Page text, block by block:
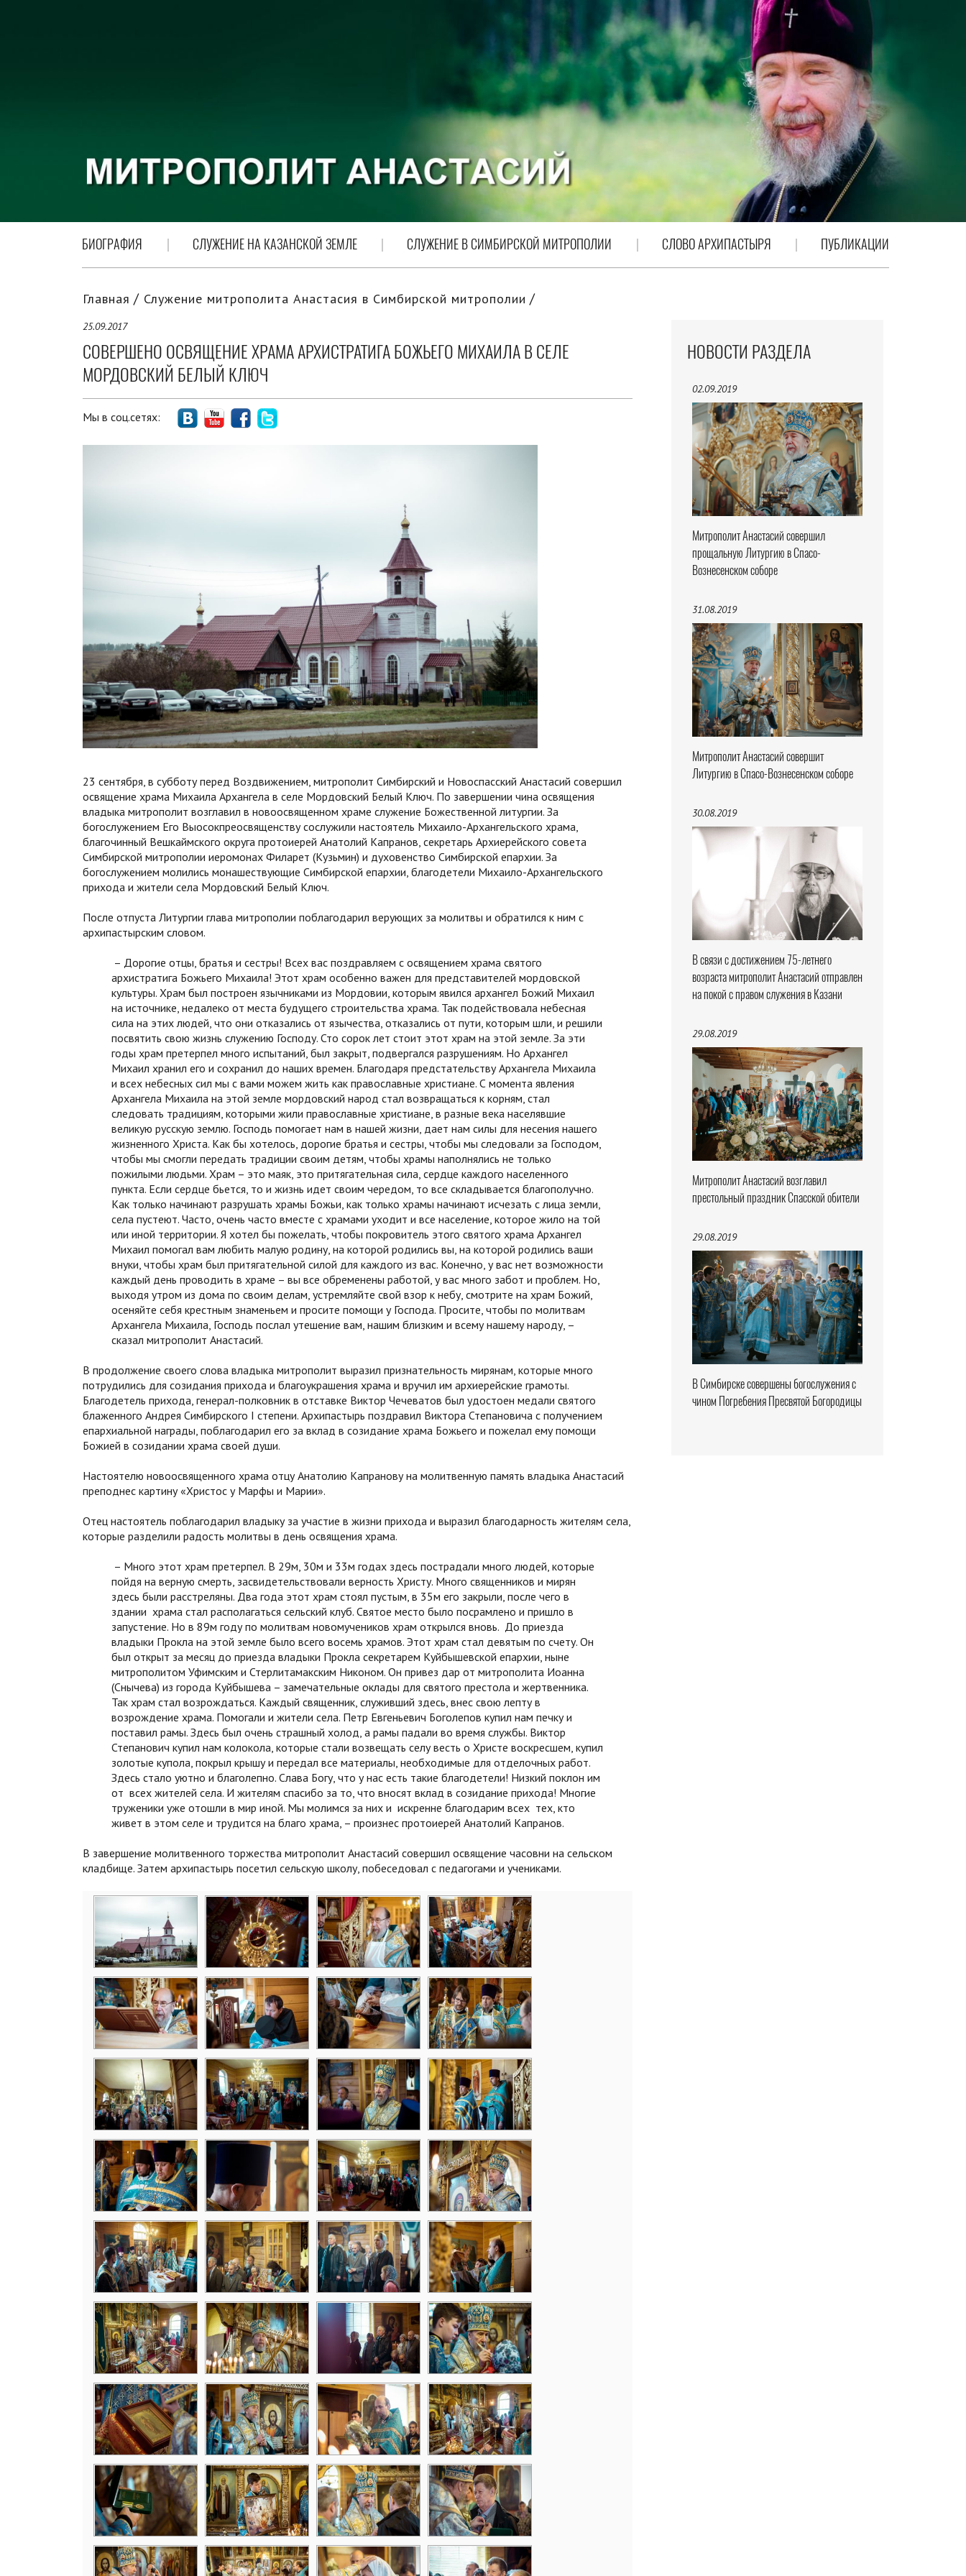
БИОГРАФИЯ СЛУЖЕНИЕ НА КАЗАНСКОЙ ЗЕМЛЕ СЛУЖЕНИЕ В СИМБИРСКОЙ МИТРОПОЛИИ СЛОВО АРХИПАСТЫРЯ ПУБЛИКАЦИИ
НОВОСТИ РАЗДЕЛА
02.09.2019
Митрополит Анастасий совершил
прощальную Литургию в Спасо-
Вознесенском соборе
31.08.2019
Митрополит Анастасий совершит
Литургию в Спасо-Вознесенском соборе
30.08.2019
В связи с достижением 75-летнего
возраста митрополит Анастасий отправлен
на покой с правом служения в Казани
29.08.2019
Митрополит Анастасий возглавил
престольный праздник Спасской обители
29.08.2019
В Симбирске совершены богослужения с
чином Погребения Пресвятой Богородицы
Главная Служение митрополита Анастасия в Симбирской митрополии
25.09.2017
СОВЕРШЕНО ОСВЯЩЕНИЕ ХРАМА АРХИСТРАТИГА БОЖЬЕГО МИХАИЛА В СЕЛЕ
МОРДОВСКИЙ БЕЛЫЙ КЛЮЧ
Мы в соц.сетях:
23 сентября, в субботу перед Воздвижением, митрополит Симбирский и Новоспасский Анастасий совершил
освящение храма Михаила Архангела в селе Мордовский Белый Ключ. По завершении чина освящения
владыка митрополит возглавил в новоосвященном храме служение Божественной литургии. За
богослужением Его Выосокпреосвященству сослужили настоятель Михаило-Архангельского храма,
благочинный Вешкаймского округа протоиерей Анатолий Капранов, секретарь Архиерейского совета
Симбирской митрополии иеромонах Филарет (Кузьмин) и духовенство Симбирской епархии. За
богослужением молились монашествующие Симбирской епархии, благодетели Михаило-Архангельского
прихода и жители села Мордовский Белый Ключ.
После отпуста Литургии глава митрополии поблагодарил верующих за молитвы и обратился к ним с
архипастырским словом.
– Дорогие отцы, братья и сестры! Всех вас поздравляем с освящением храма святого
архистратига Божьего Михаила! Этот храм особенно важен для представителей мордовской
культуры. Храм был построен язычниками из Мордовии, которым явился архангел Божий Михаил
на источнике, недалеко от места будущего строительства храма. Так подействовала небесная
сила на этих людей, что они отказались от язычества, отказались от пути, которым шли, и решили
посвятить свою жизнь служению Господу. Сто сорок лет стоит этот храм на этой земле. За эти
годы храм претерпел много испытаний, был закрыт, подвергался разрушениям. Но Архангел
Михаил хранил его и сохранил до наших времен. Благодаря предстательству Архангела Михаила
и всех небесных сил мы с вами можем жить как православные христиане. С момента явления
Архангела Михаила на этой земле мордовский народ стал возвращаться к корням, стал
следовать традициям, которыми жили православные христиане, в разные века населявшие
великую русскую землю. Господь помогает нам в нашей жизни, дает нам силы для несения нашего
жизненного Христа. Как бы хотелось, дорогие братья и сестры, чтобы мы следовали за Господом,
чтобы мы смогли передать традиции своим детям, чтобы храмы наполнялись не только
пожилыми людьми. Храм – это маяк, это притягательная сила, сердце каждого населенного
пункта. Если сердце бьется, то и жизнь идет своим чередом, то все складывается благополучно.
Как только начинают разрушать храмы Божьи, как только храмы начинают исчезать с лица земли,
села пустеют. Часто, очень часто вместе с храмами уходит и все население, которое жило на той
или иной территории. Я хотел бы пожелать, чтобы покровитель этого святого храма Архангел
Михаил помогал вам любить малую родину, на которой родились вы, на которой родились ваши
внуки, чтобы храм был притягательной силой для каждого из вас. Конечно, у вас нет возможности
каждый день проводить в храме – вы все обременены работой, у вас много забот и проблем. Но,
выходя утром из дома по своим делам, устремляйте свой взор к небу, смотрите на храм Божий,
осеняйте себя крестным знаменьем и просите помощи у Господа. Просите, чтобы по молитвам
Архангела Михаила, Господь послал утешение вам, нашим близким и всему нашему народу, –
сказал митрополит Анастасий.
В продолжение своего слова владыка митрополит выразил признательность мирянам, которые много
потрудились для созидания прихода и благоукрашения храма и вручил им архиерейские грамоты.
Благодетель прихода, генерал-полковник в отставке Виктор Чечеватов был удостоен медали святого
блаженного Андрея Симбирского I степени. Архипастырь поздравил Виктора Степановича с получением
епархиальной награды, поблагодарил его за вклад в созидание храма Божьего и пожелал ему помощи
Божией в созидании храма своей души.
Настоятелю новоосвященного храма отцу Анатолию Капранову на молитвенную память владыка Анастасий
преподнес картину «Христос у Марфы и Марии».
Отец настоятель поблагодарил владыку за участие в жизни прихода и выразил благодарность жителям села,
которые разделили радость молитвы в день освящения храма.
– Много этот храм претерпел. В 29м, 30м и 33м годах здесь пострадали много людей, которые
пойдя на верную смерть, засвидетельствовали верность Христу. Много священников и мирян
здесь были расстреляны. Два года этот храм стоял пустым, в 35м его закрыли, после чего в
здании храма стал располагаться сельский клуб. Святое место было посрамлено и пришло в
запустение. Но в 89м году по молитвам новомучеников храм открылся вновь. До приезда
владыки Прокла на этой земле было всего восемь храмов. Этот храм стал девятым по счету. Он
был открыт за месяц до приезда владыки Прокла секретарем Куйбышевской епархии, ныне
митрополитом Уфимским и Стерлитамакским Никоном. Он привез дар от митрополита Иоанна
(Снычева) из города Куйбышева – замечательные оклады для святого престола и жертвенника.
Так храм стал возрождаться. Каждый священник, служивший здесь, внес свою лепту в
возрождение храма. Помогали и жители села. Петр Евгеньевич Боголепов купил нам печку и
поставил рамы. Здесь был очень страшный холод, а рамы падали во время службы. Виктор
Степанович купил нам колокола, которые стали возвещать селу весть о Христе воскресшем, купил
золотые купола, покрыл крышу и передал все материалы, необходимые для отделочных работ.
Здесь стало уютно и благолепно. Слава Богу, что у нас есть такие благодетели! Низкий поклон им
от всех жителей села. И жителям спасибо за то, что вносят вклад в созидание прихода! Многие
труженики уже отошли в мир иной. Мы молимся за них и искренне благодарим всех тех, кто
живет в этом селе и трудится на благо храма, – произнес протоиерей Анатолий Капранов.
В завершение молитвенного торжества митрополит Анастасий совершил освящение часовни на сельском
кладбище. Затем архипастырь посетил сельскую школу, побеседовал с педагогами и учениками.